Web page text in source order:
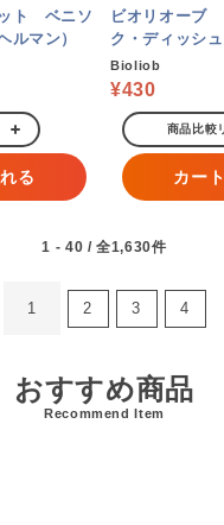
ト ベニソ
ルマン）
る
ビオリオーブ
ク・ディッシ
Bioliob
¥430
商品比較
カー
1 - 40 / 全1,630件
1 2 3 4
おすすめ商品
Recommend Item